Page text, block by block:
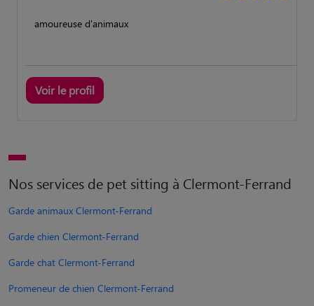
amoureuse d'animaux
Voir le profil
Nos services de pet sitting à Clermont-Ferrand
Garde animaux Clermont-Ferrand
Garde chien Clermont-Ferrand
Garde chat Clermont-Ferrand
Promeneur de chien Clermont-Ferrand